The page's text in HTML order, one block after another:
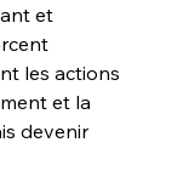
et
les actions
et la
devenir